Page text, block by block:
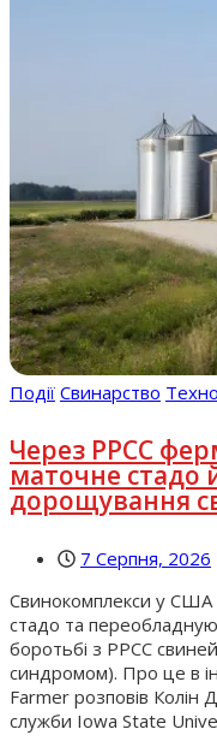
Події Свинарство
Через РРСС
маточне стадо
дорощування
7 Серпня, 2026
Свинокомплекси у США
стадо та
боротьбі з РРСС
синдромом). Про це в
Farmer розповів Колін
служби Iowa State